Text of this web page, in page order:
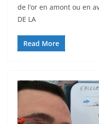
de l’or en amont ou en
DE LA
Read More